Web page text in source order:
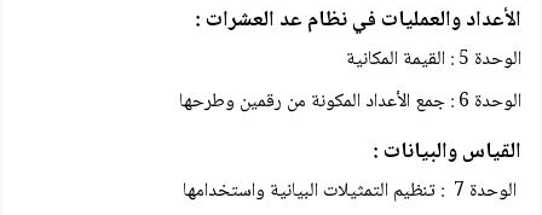
الأعداد والعمليات في نظام عد العشرات :
الوحدة 5 : القيمة المكانية
الوحدة 6 : جمع الأعداد المكونة من رقمين وطرحها
القياس والبيانات :
الوحدة 7 : تنظيم التمثيلات البيانية واستخدامها